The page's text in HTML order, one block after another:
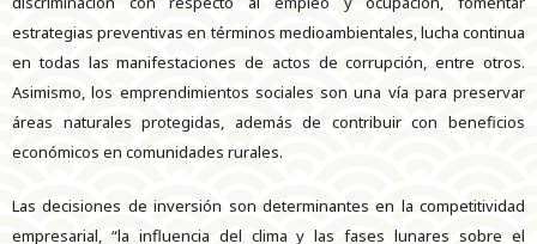
estrategias preventivas en términos medioambientales, lucha continua
en todas las manifestaciones de actos de corrupción, entre otros.
Asimismo, los emprendimientos sociales son una vía para preservar
áreas naturales protegidas, además de contribuir con beneficios
económicos en comunidades rurales.
Las decisiones de inversión son determinantes en la competitividad
empresarial, “la influencia del clima y las fases lunares sobre el